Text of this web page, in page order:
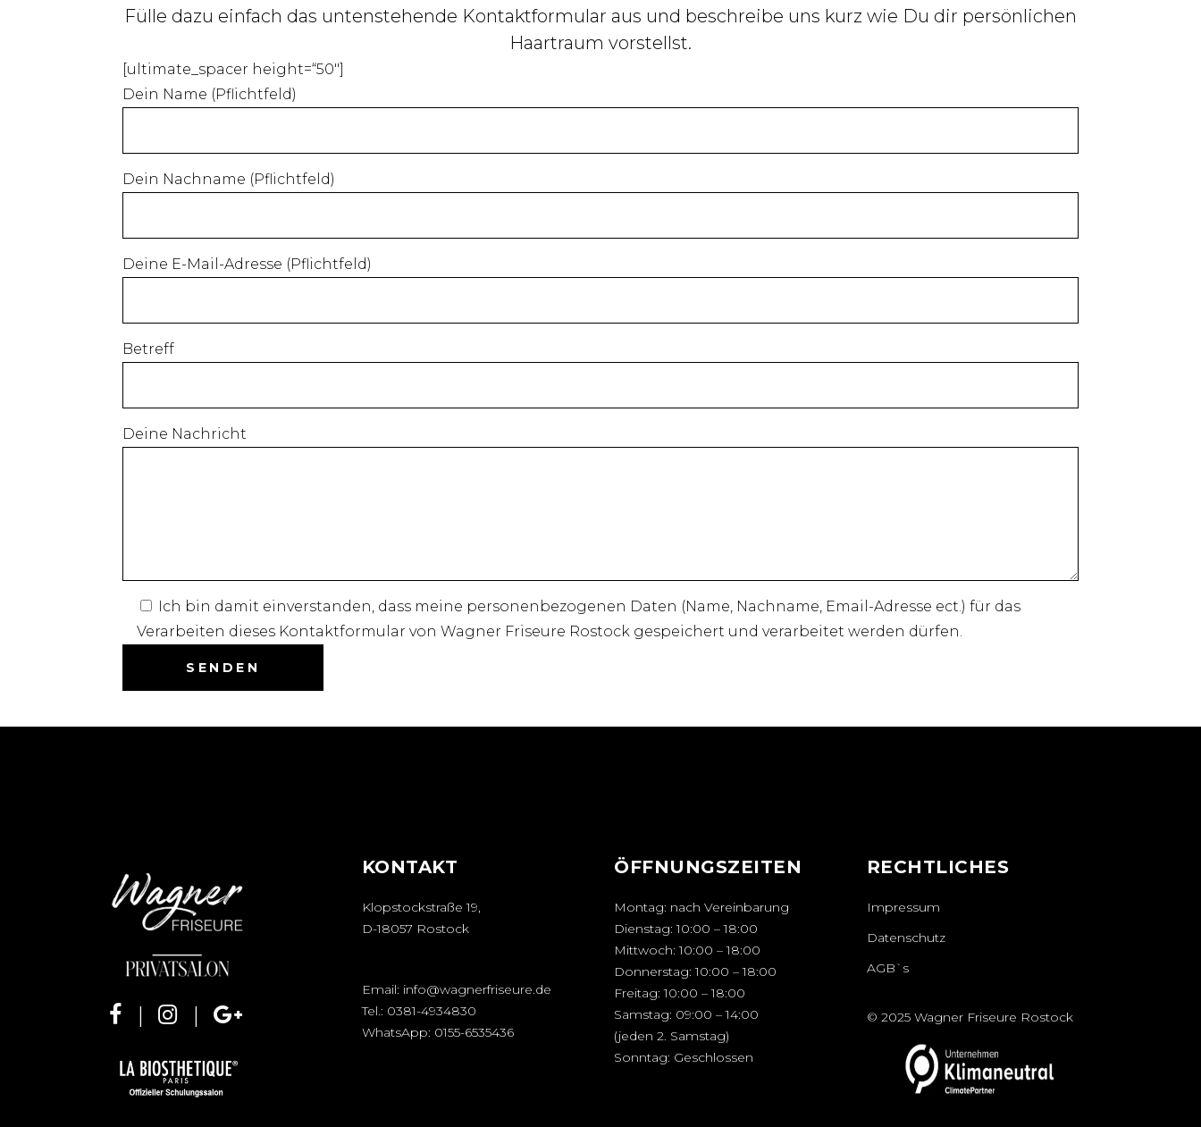
Fülle dazu einfach das untenstehende Kontaktformular aus und beschreibe uns kurz wie Du dir persönlichen
Haartraum vorstellst.
[ultimate_spacer height=“50″]
Dein Name (Pflichtfeld)
Dein Nachname (Pflichtfeld)
Deine E-Mail-Adresse (Pflichtfeld)
Betreff
Deine Nachricht
Ich bin damit einverstanden, dass meine personenbezogenen Daten (Name, Nachname, Email-Adresse ect.) für das
Verarbeiten dieses Kontaktformular von Wagner Friseure Rostock gespeichert und verarbeitet werden dürfen.
KONTAKT
Klopstockstraße 19,
D-18057 Rostock
Email: info@wagnerfriseure.de
Tel.: 0381-4934830
WhatsApp: 0155-6535436
ÖFFNUNGSZEITEN
Montag: nach Vereinbarung
Dienstag: 10:00 – 18:00
Mittwoch: 10:00 – 18:00
Donnerstag: 10:00 – 18:00
Freitag: 10:00 – 18:00
Samstag: 09:00 – 14:00
(jeden 2. Samstag)
Sonntag: Geschlossen
RECHTLICHES
Impressum
Datenschutz
AGB`s
© 2025 Wagner Friseure Rostock